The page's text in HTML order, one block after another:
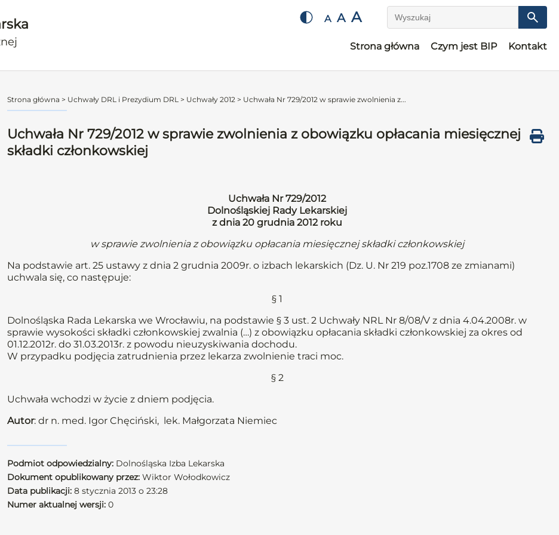
A A A Wyszukaj
Strona główna Czym jest BIP Kontakt
Strona główna > Uchwały DRL i Prezydium DRL > Uchwały 2012 > Uchwała Nr 729/2012 w sprawie zwolnienia z...
Uchwała Nr 729/2012 w sprawie zwolnienia z obowiązku opłacania miesięcznej
składki członkowskiej
Uchwała Nr 729/2012
Dolnośląskiej Rady Lekarskiej
z dnia 20 grudnia 2012 roku
w sprawie zwolnienia z obowiązku opłacania miesięcznej składki członkowskiej
Na podstawie art. 25 ustawy z dnia 2 grudnia 2009r. o izbach lekarskich (Dz. U. Nr 219 poz.1708 ze zmianami)
uchwala się, co następuje:
§ 1
Dolnośląska Rada Lekarska we Wrocławiu, na podstawie § 3 ust. 2 Uchwały NRL Nr 8/08/V z dnia 4.04.2008r. w
sprawie wysokości składki członkowskiej zwalnia (…) z obowiązku opłacania składki członkowskiej za okres od
01.12.2012r. do 31.03.2013r. z powodu nieuzyskiwania dochodu.
W przypadku podjęcia zatrudnienia przez lekarza zwolnienie traci moc.
§ 2
Uchwała wchodzi w życie z dniem podjęcia.
Autor: dr n. med. Igor Chęciński, lek. Małgorzata Niemiec
Podmiot odpowiedzialny: Dolnośląska Izba Lekarska
Dokument opublikowany przez: Wiktor Wołodkowicz
Data publikacji: 8 stycznia 2013 o 23:28
Numer aktualnej wersji: 0